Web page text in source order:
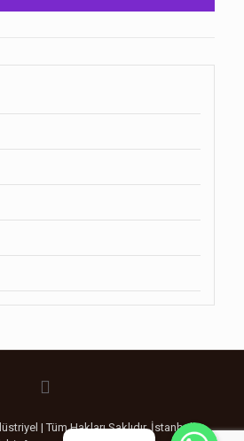
| Tüm Hakları Saklıdır. İstanbulWhatsApp
WhatsApp